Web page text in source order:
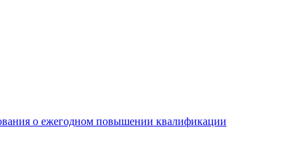
о ежегодном повышении квалификации